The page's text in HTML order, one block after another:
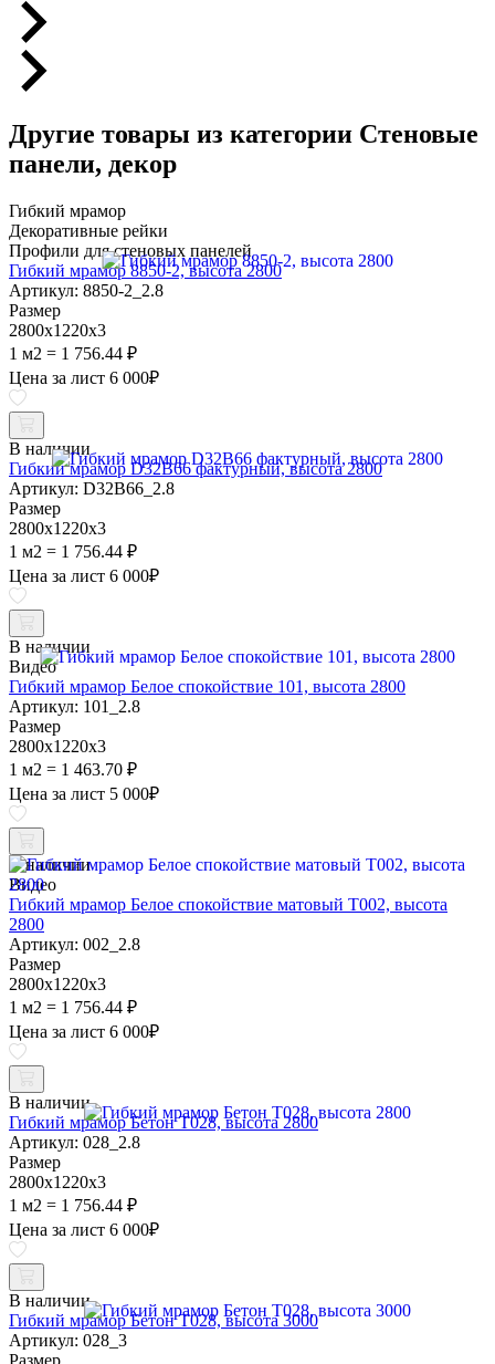
Другие товары из категории Стеновые
панели, декор
Гибкий мрамор
Декоративные рейки
Профили для стеновых панелей
Гибкий мрамор 8850-2, высота 2800
Артикул: 8850-2_2.8
Размер
2800х1220х3
1 м2 = 1 756.44 ₽
Цена за лист 6 000₽
В наличии
Гибкий мрамор D32B66 фактурный, высота 2800
Артикул: D32B66_2.8
Размер
2800х1220х3
1 м2 = 1 756.44 ₽
Цена за лист 6 000₽
В наличии
Видео
Гибкий мрамор Белое спокойствие 101, высота 2800
Артикул: 101_2.8
Размер
2800х1220х3
1 м2 = 1 463.70 ₽
Цена за лист 5 000₽
В наличии
Видео
Гибкий мрамор Белое спокойствие матовый Т002, высота
2800
Артикул: 002_2.8
Размер
2800х1220х3
1 м2 = 1 756.44 ₽
Цена за лист 6 000₽
В наличии
Гибкий мрамор Бетон Т028, высота 2800
Артикул: 028_2.8
Размер
2800х1220х3
1 м2 = 1 756.44 ₽
Цена за лист 6 000₽
В наличии
Гибкий мрамор Бетон Т028, высота 3000
Артикул: 028_3
Размер